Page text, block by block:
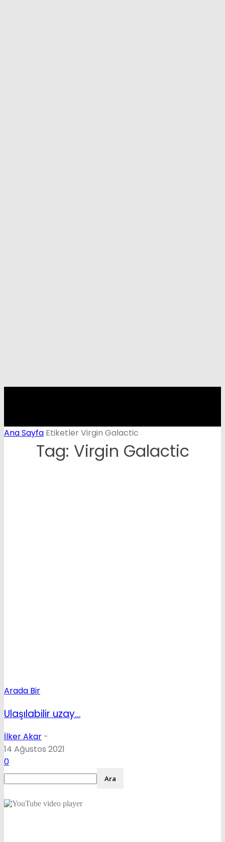
Ana Sayfa Etiketler Virgin Galactic
Tag: Virgin Galactic
Arada Bir
Ulaşılabilir uzay…
İlker Akar -
14 Ağustos 2021
0